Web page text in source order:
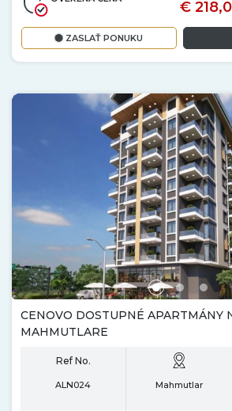
€
ZASLAŤ PONUKU
CENOVO DOSTUPNÉ APARTMÁNY
MAHMUTLARE
Ref No.
ALN024 Mahmutlar